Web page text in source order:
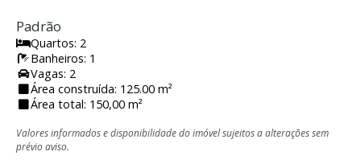
Padrão
Quartos: 2
Banheiros: 1
Vagas: 2
Área construída: 125.00 m²
Área total: 150,00 m²
Valores informados e disponibilidade do imóvel sujeitos a alterações sem
prévio aviso.